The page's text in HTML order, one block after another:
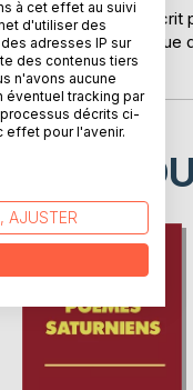
de poésie, écrit
vague et le
Mendelssohn.
À
à cet effet au suivi
d'utiliser des
adresses IP sur
des contenus tiers
n'avons aucune
éventuel tracking par
décrits ci-
effet pour l'avenir.
AJUSTER